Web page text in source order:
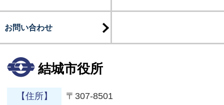
お問い合わせ
結城市役所
【住所】
〒307-8501